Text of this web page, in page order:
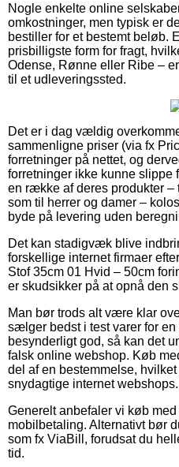
Nogle enkelte online
omkostninger, men typisk er
bestiller for et bestemt beløb.
prisbilligste form for fragt,
Odense, Rønne eller Ribe –
til et udleveringssted.
Det er i dag vældig
sammenligne priser (via fx
forretninger på nettet, og
forretninger ikke kunne slippe
en række af deres produkter –
som til herrer og damer –
byde på levering uden
Det kan stadigvæk blive
forskellige internet firmaer
Stof 35cm 01 Hvid – 50cm
er skudsikker på at opnå den
Man bør trods alt være klar
sælger bedst i test varer for
besynderligt god, så kan det
falsk online webshop. Køb
del af en bestemmelse,
snydagtige internet webshops.
Generelt anbefaler vi køb
mobilbetaling. Alternativt bør
som fx ViaBill, forudsat du
tid.